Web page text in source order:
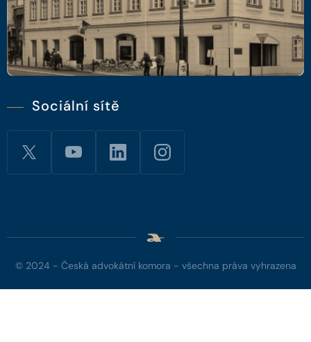
Sociální sítě
© 2024 - Česká advokátní komora - všechna práva vyhrazena